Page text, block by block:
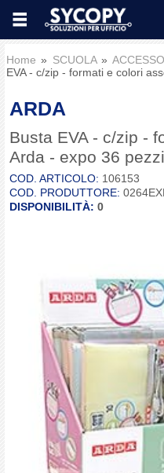
Home SCUOLA
EVA - c/zip - formati e colori
ARDA
Busta EVA - c/zip -
Arda - expo 36 pezzi
COD. ARTICOLO: 106153
COD. PRODUTTORE:
DISPONIBILITÀ: 0